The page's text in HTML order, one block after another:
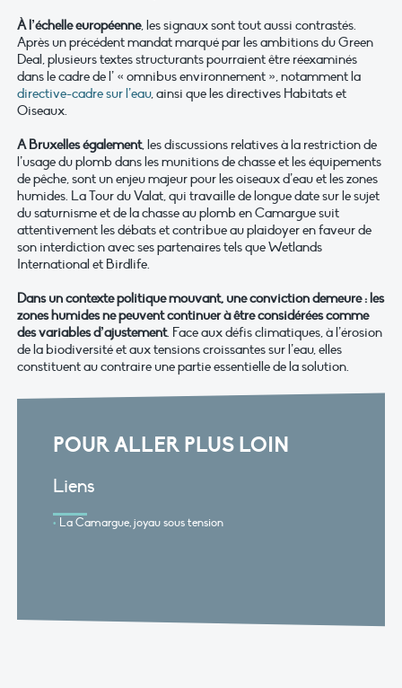
À l’échelle européenne, les signaux sont tout aussi contrastés.
Après un précédent mandat marqué par les ambitions du Green
Deal, plusieurs textes structurants pourraient être réexaminés
dans le cadre de l’ « omnibus environnement », notamment la
directive-cadre sur l’eau, ainsi que les directives Habitats et
Oiseaux.
A Bruxelles également, les discussions relatives à la restriction de
l’usage du plomb dans les munitions de chasse et les équipements
de pêche, sont un enjeu majeur pour les oiseaux d’eau et les zones
humides. La Tour du Valat, qui travaille de longue date sur le sujet
du saturnisme et de la chasse au plomb en Camargue suit
attentivement les débats et contribue au plaidoyer en faveur de
son interdiction avec ses partenaires tels que Wetlands
International et Birdlife.
Dans un contexte politique mouvant, une conviction demeure : les
zones humides ne peuvent continuer à être considérées comme
des variables d’ajustement. Face aux défis climatiques, à l’érosion
de la biodiversité et aux tensions croissantes sur l’eau, elles
constituent au contraire une partie essentielle de la solution.
POUR ALLER PLUS LOIN
Liens
La Camargue, joyau sous tension